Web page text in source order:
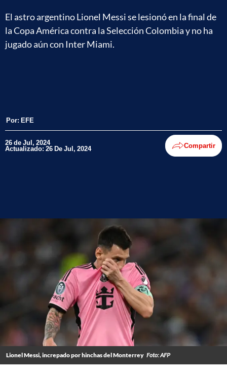
El astro argentino Lionel Messi se lesionó en la final de
la Copa América contra la Selección Colombia y no ha
jugado aún con Inter Miami.
Por: EFE
26 de Jul, 2024
Actualizado: 26 De Jul, 2024 Compartir
Lionel Messi, increpado por hinchas del Monterrey Foto: AFP